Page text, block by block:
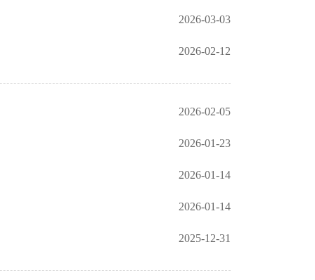
2026-03-03
2026-02-12
2026-02-05
2026-01-23
2026-01-14
2026-01-14
2025-12-31